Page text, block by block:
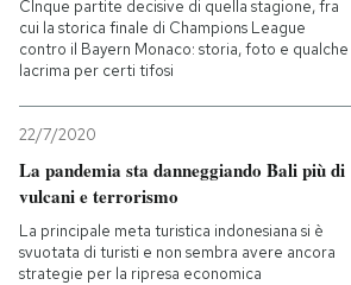
CInque partite decisive di quella stagione, fra
cui la storica finale di Champions League
contro il Bayern Monaco: storia, foto e qualche
lacrima per certi tifosi
22/7/2020
La pandemia sta danneggiando Bali più di
vulcani e terrorismo
La principale meta turistica indonesiana si è
svuotata di turisti e non sembra avere ancora
strategie per la ripresa economica